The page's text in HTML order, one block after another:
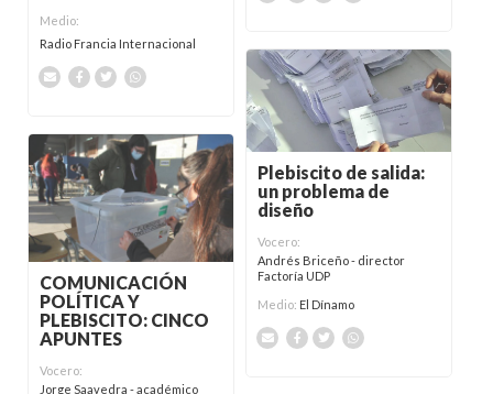
Medio:
Radio Francia Internacional
Plebiscito de salida:
un problema de
diseño
Vocero:
Andrés Briceño - director
Factoría UDP
Medio: El Dínamo
COMUNICACIÓN
POLÍTICA Y
PLEBISCITO: CINCO
APUNTES
Vocero:
Jorge Saavedra - académico